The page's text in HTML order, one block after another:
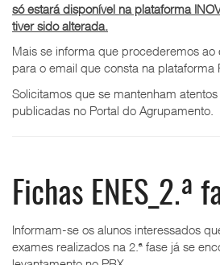
só estará disponível na plataforma
tiver sido alterada.
Mais se informa que procederemos ao
para o email que consta na plataforma
Solicitamos que se mantenham
publicadas no Portal do Agrupamento.
Fichas ENES_2.ª
Informam-se os alunos interessados
exames realizados na 2.ª fase já se